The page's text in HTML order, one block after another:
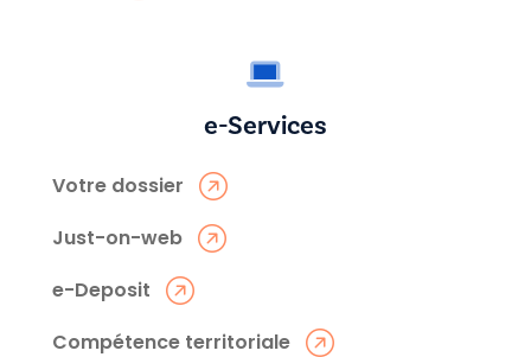
e-Services
Votre dossier
Just-on-web
e-Deposit
Compétence territoriale